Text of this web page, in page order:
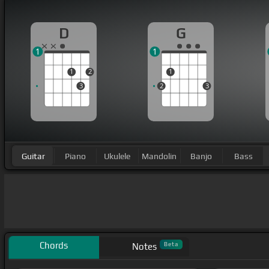
D
1
3
2
1
G
2
1
3
1
Guitar Piano Ukulele Mandolin Banjo Bass
Chords Notes Beta